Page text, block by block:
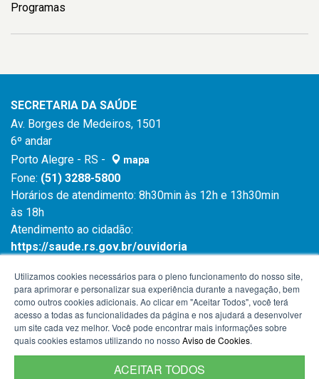
Programas
SECRETARIA DA SAÚDE
Av. Borges de Medeiros, 1501
6º andar
Porto Alegre - RS -
mapa
Fone: (51) 3288-5800
Horários de atendimento: 8h30min às 12h e 13h30min
às 18h
Atendimento ao cidadão:
https://saude.rs.gov.br/ouvidoria
Utilizamos cookies necessários para o pleno funcionamento do nosso site,
para aprimorar e personalizar sua experiência durante a navegação, bem
como outros cookies adicionais. Ao clicar em "Aceitar Todos", você terá
acesso a todas as funcionalidades da página e nos ajudará a desenvolver
um site cada vez melhor. Você pode encontrar mais informações sobre
quais cookies estamos utilizando no nosso Aviso de Cookies.
ACEITAR TODOS